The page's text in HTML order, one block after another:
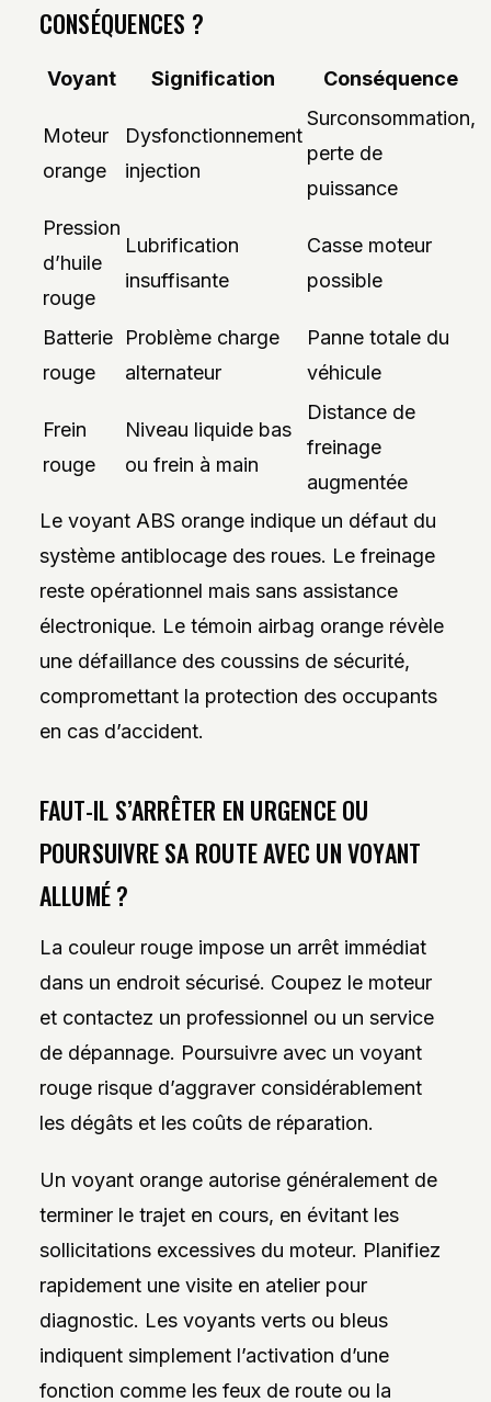
CONSÉQUENCES ?
Voyant Signification Conséquence
Moteur
orange
Dysfonctionnement
injection
Surconsommation,
perte de
puissance
Pression
d’huile
rouge
Lubrification
insuffisante
Casse moteur
possible
Batterie
rouge
Problème charge
alternateur
Panne totale du
véhicule
Frein
rouge
Niveau liquide bas
ou frein à main
Distance de
freinage
augmentée
Le voyant ABS orange indique un défaut du
système antiblocage des roues. Le freinage
reste opérationnel mais sans assistance
électronique. Le témoin airbag orange révèle
une défaillance des coussins de sécurité,
compromettant la protection des occupants
en cas d’accident.
FAUT-IL S’ARRÊTER EN URGENCE OU
POURSUIVRE SA ROUTE AVEC UN VOYANT
ALLUMÉ ?
La couleur rouge impose un arrêt immédiat
dans un endroit sécurisé. Coupez le moteur
et contactez un professionnel ou un service
de dépannage. Poursuivre avec un voyant
rouge risque d’aggraver considérablement
les dégâts et les coûts de réparation.
Un voyant orange autorise généralement de
terminer le trajet en cours, en évitant les
sollicitations excessives du moteur. Planifiez
rapidement une visite en atelier pour
diagnostic. Les voyants verts ou bleus
indiquent simplement l’activation d’une
fonction comme les feux de route ou la